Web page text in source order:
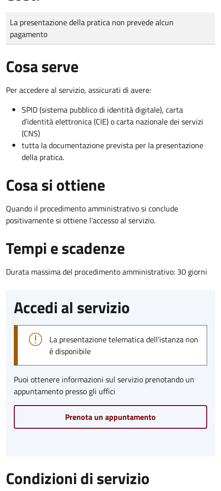
Tipo di pagamento
Importo
La presentazione della pratica non prevede alcun
pagamento
Cosa serve
Per accedere al servizio, assicurati di avere:
SPID (sistema pubblico di identità digitale), carta
d’identità elettronica (CIE) o carta nazionale dei servizi
(CNS)
tutta la documentazione prevista per la presentazione
della pratica.
Cosa si ottiene
Quando il procedimento amministrativo si conclude
positivamente si ottiene l'accesso al servizio.
Tempi e scadenze
Durata massima del procedimento amministrativo: 30 giorni
Accedi al servizio
La presentazione telematica dell'istanza non
è disponibile
Puoi ottenere informazioni sul servizio prenotando un
appuntamento presso gli uffici
Prenota un appuntamento
Condizioni di servizio